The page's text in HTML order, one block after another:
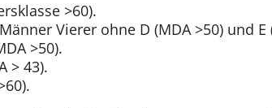
>60).
Vierer ohne D (MDA >50) und E
>50).
> 43).